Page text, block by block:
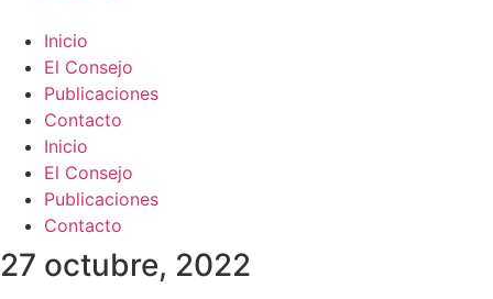
Inicio
El Consejo
Publicaciones
Contacto
Inicio
El Consejo
Publicaciones
Contacto
27 octubre, 2022